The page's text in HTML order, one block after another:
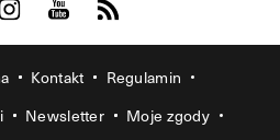
Facebook
us on Instagram
Visit us on Youtube
Visit us on Rss
Kontakt
Regulamin
Newsletter Moje zgody